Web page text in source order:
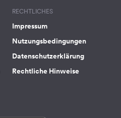
RECHTLICHES
Impressum
Nutzungsbedingungen
Datenschutzerklärung
Rechtliche Hinweise